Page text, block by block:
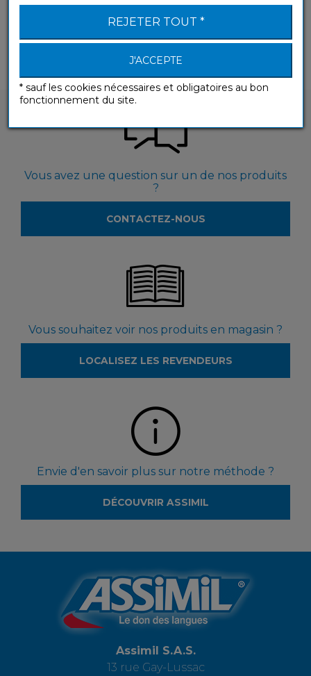
(B1-B2) Intermédiaire
Vous avez une question sur un de nos produits
?
CONTACTEZ-NOUS
Vous souhaitez voir nos produits en magasin ?
LOCALISEZ LES REVENDEURS
Envie d'en savoir plus sur notre méthode ?
DÉCOUVRIR ASSIMIL
Assimil S.A.S.
13 rue Gay-Lussac
REJETER TOUT *
J'ACCEPTE
* sauf les cookies nécessaires et obligatoires au bon
fonctionnement du site.